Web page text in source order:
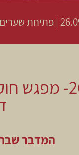
| שעת התחלה 11:00
26.9- מפגש
המדבר